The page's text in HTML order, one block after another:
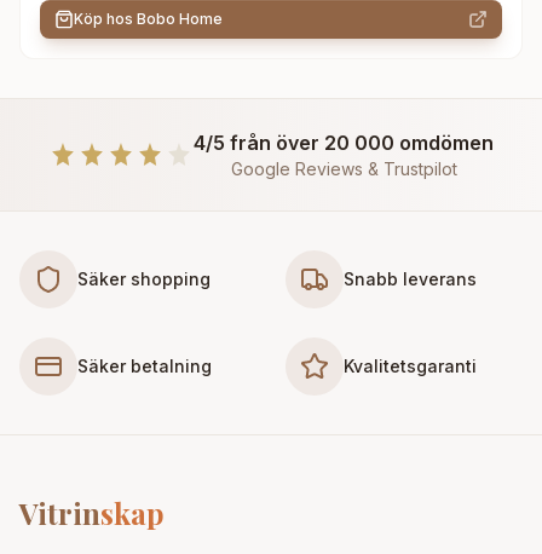
Köp hos Bobo Home
4/5 från över 20 000 omdömen
Google Reviews & Trustpilot
Säker shopping Snabb leverans
Säker betalning Kvalitetsgaranti
Vitrinskap